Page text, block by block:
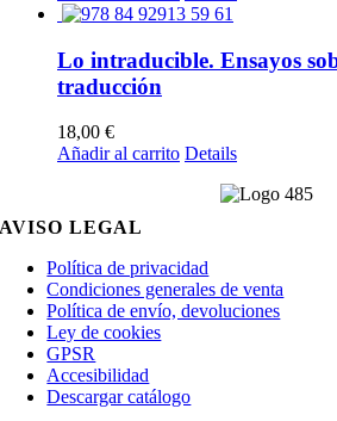
Lo intraducible. Ensayos
traducción
18,00 €
Añadir al carrito Details
AVISO LEGAL
Política de privacidad
Condiciones generales de venta
Política de envío, devoluciones
Ley de cookies
GPSR
Accesibilidad
Descargar catálogo